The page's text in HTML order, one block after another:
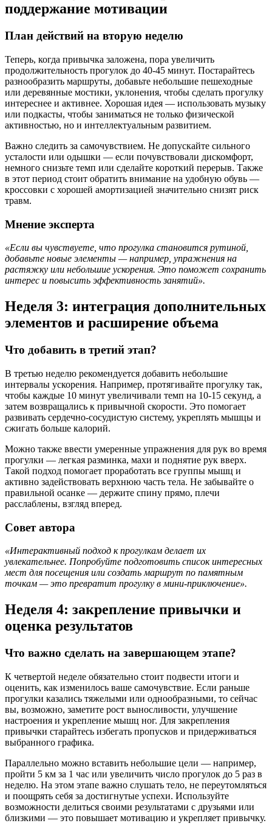
поддержание мотивации
План действий на вторую неделю
Теперь, когда привычка заложена, пора увеличить
продолжительность прогулок до 40-45 минут. Постарайтесь
разнообразить маршруты, добавьте небольшие пешеходные
или деревянные мостики, уклонения, чтобы сделать прогулку
интереснее и активнее. Хорошая идея — использовать музыку
или подкасты, чтобы заниматься не только физической
активностью, но и интеллектуальным развитием.
Важно следить за самочувствием. Не допускайте сильного
усталости или одышки — если почувствовали дискомфорт,
немного снизьте темп или сделайте короткий перерыв. Также
в этот период стоит обратить внимание на удобную обувь —
кроссовки с хорошей амортизацией значительно снизят риск
травм.
Мнение эксперта
«Если вы чувствуете, что прогулка становится рутиной,
добавьте новые элементы — например, упражнения на
растяжку или небольшие ускорения. Это поможет сохранить
интерес и повысить эффективность занятий».
Неделя 3: интеграция дополнительных
элементов и расширение объема
Что добавить в третий этап?
В третью неделю рекомендуется добавить небольшие
интервалы ускорения. Например, протягивайте прогулку так,
чтобы каждые 10 минут увеличивали темп на 10-15 секунд, а
затем возвращались к привычной скорости. Это помогает
развивать сердечно-сосудистую систему, укреплять мышцы и
сжигать больше калорий.
Можно также ввести умеренные упражнения для рук во время
прогулки — легкая разминка, махи и поднятие рук вверх.
Такой подход помогает проработать все группы мышц и
активно задействовать верхнюю часть тела. Не забывайте о
правильной осанке — держите спину прямо, плечи
расслаблены, взгляд вперед.
Совет автора
«Интерактивный подход к прогулкам делает их
увлекательнее. Попробуйте подготовить список интересных
мест для посещения или создать маршрут по памятным
точкам — это превратит прогулку в мини-приключение».
Неделя 4: закрепление привычки и
оценка результатов
Что важно сделать на завершающем этапе?
К четвертой неделе обязательно стоит подвести итоги и
оценить, как изменилось ваше самочувствие. Если раньше
прогулки казались тяжелыми или однообразными, то сейчас
вы, возможно, заметите рост выносливости, улучшение
настроения и укрепление мышц ног. Для закрепления
привычки старайтесь избегать пропусков и придерживаться
выбранного графика.
Параллельно можно вставить небольшие цели — например,
пройти 5 км за 1 час или увеличить число прогулок до 5 раз в
неделю. На этом этапе важно слушать тело, не переутомляться
и поощрять себя за достигнутые успехи. Используйте
возможности делиться своими результатами с друзьями или
близкими — это повышает мотивацию и укрепляет привычку.